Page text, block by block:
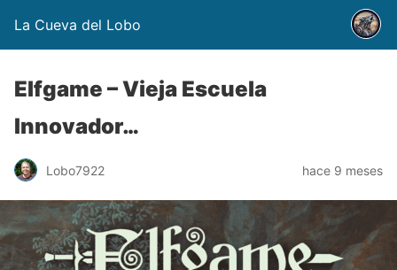
La Cueva del Lobo
Elfgame – Vieja Escuela
Innovador…
Lobo7922 hace 9 meses